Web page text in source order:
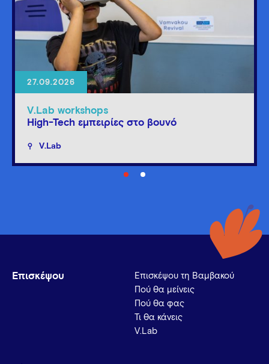
27.09.2026
V.Lab workshops
High-Tech εμπειρίες στο βουνό
V.Lab
Επισκέψου
Επισκέψου τη Βαμβακού
Πού θα μείνεις
Πού θα φας
Τι θα κάνεις
V.Lab